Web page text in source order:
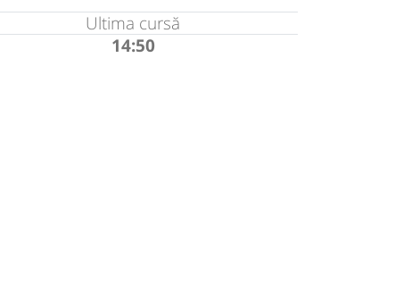
Ultima cursă
14:50